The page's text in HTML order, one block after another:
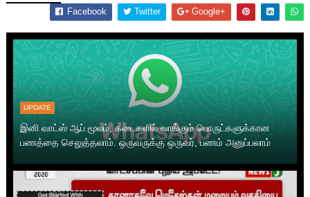
Facebook Twitter Google+
UPDATE
இனி வாட்ஸ் ஆப் மூலம், கடைகளில் வாங்கும் பொருட்களுக்கான
பணத்தை செலுத்தலாம். ஒருவருக்கு ஒருவர், பணம் அனுப்பலாம்